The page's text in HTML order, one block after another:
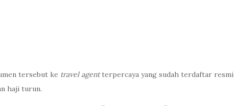
tersebut ke travel agentterpercaya yang sudah terdaftar
haji turun.